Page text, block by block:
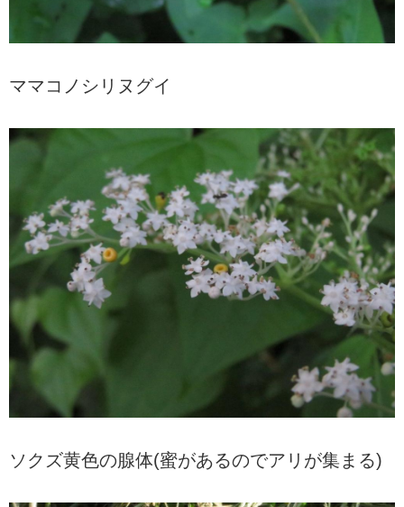
ママコノシリヌグイ
ソクズ黄色の腺体(蜜があるのでアリが集まる)